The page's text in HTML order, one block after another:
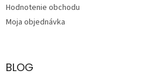
Hodnotenie obchodu
Moja objednávka
BLOG